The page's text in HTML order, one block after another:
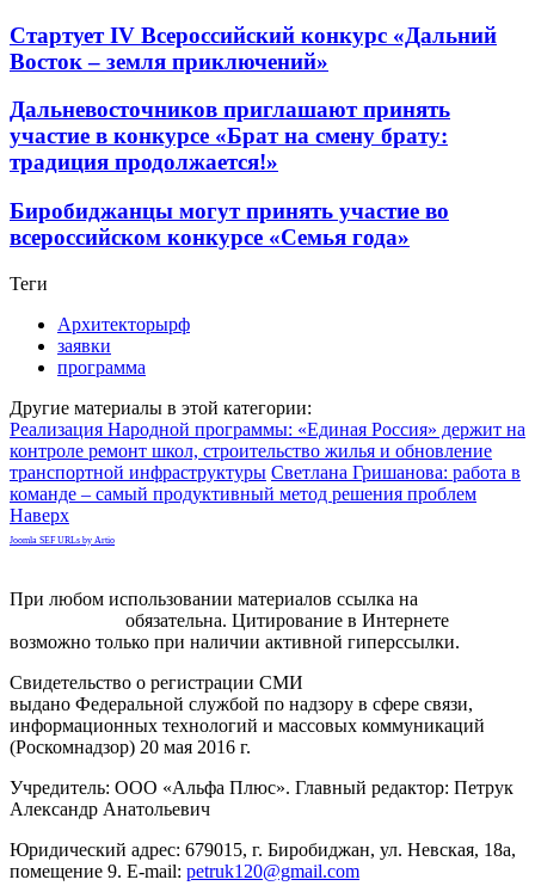
Стартует IV Всероссийский конкурс «Дальний
Восток – земля приключений»
Дальневосточников приглашают принять
участие в конкурсе «Брат на смену брату:
традиция продолжается!»
Биробиджанцы могут принять участие во
всероссийском конкурсе «Семья года»
Теги
Архитекторырф
заявки
программа
Другие материалы в этой категории:
Реализация Народной программы: «Единая Россия» держит на
контроле ремонт школ, строительство жилья и обновление
транспортной инфраструктуры Светлана Гришанова: работа в
команде – самый продуктивный метод решения проблем
Наверх
Joomla SEF URLs by Artio
При любом использовании материалов ссылка на
обязательна. Цитирование в Интернете
возможно только при наличии активной гиперссылки.
Свидетельство о регистрации СМИ
выдано Федеральной службой по надзору в сфере связи,
информационных технологий и массовых коммуникаций
(Роскомнадзор) 20 мая 2016 г.
Учредитель: ООО «Альфа Плюс». Главный редактор: Петрук
Александр Анатольевич
Юридический адрес: 679015, г. Биробиджан, ул. Невская, 18а,
помещение 9. E-mail: petruk120@gmail.com